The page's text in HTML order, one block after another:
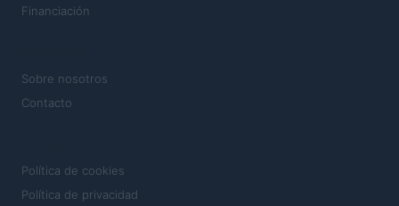
Financiación
Sobre nosotros
Contacto
Política de cookies
Política de privacidad